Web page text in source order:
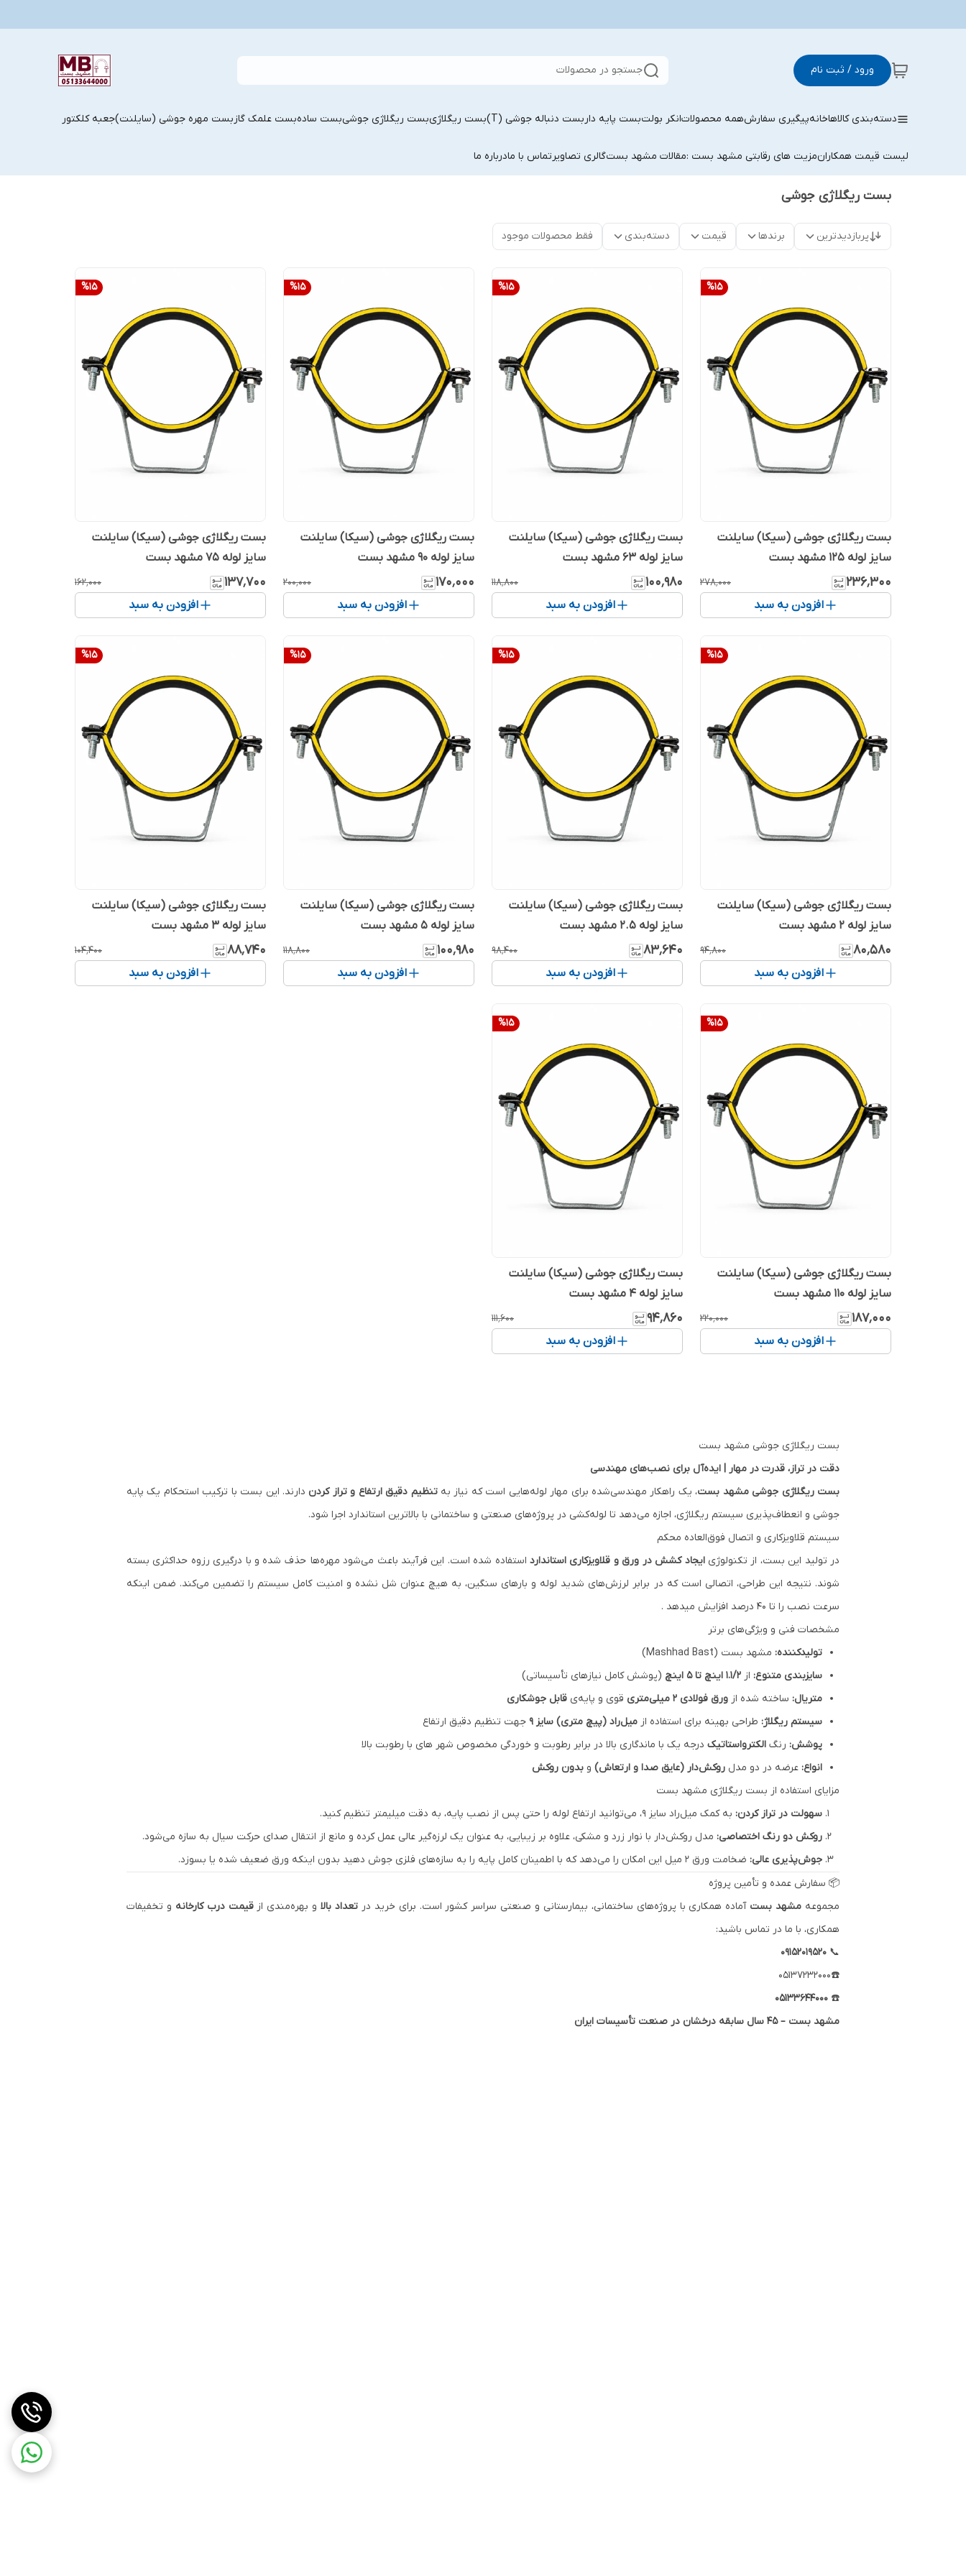
ورود / ثبت نام جستجو در محصولات
دسته‌بندی کالاهاخانهپیگیری سفارشهمه محصولاتانکر بولتبست پایه داربست دنباله جوشی (T) بست ریگلاژیبست ریگلاژی جوشیبست سادهبست علمک گازبست مهره جوشی (سایلنت)جعبه کلکتور
لیست قیمت همکارانمزیت های رقابتی مشهد بست :مقالات مشهد بستگالری تصاویرتماس با مادرباره ما
بست ریگلاژی جوشی
پربازدیدترین برندها قیمت دسته‌بندی فقط محصولات موجود
%15
بست ریگلاژی جوشی (سیکا) سایلنت
سایز لوله 125 مشهد بست
۲۳۶٬۳۰۰ ۲۷۸٬۰۰۰
افزودن به سبد
%15
بست ریگلاژی جوشی (سیکا) سایلنت
سایز لوله 63 مشهد بست
۱۰۰٬۹۸۰ ۱۱۸٬۸۰۰
افزودن به سبد
%15
بست ریگلاژی جوشی (سیکا) سایلنت
سایز لوله 90 مشهد بست
۱۷۰٬۰۰۰ ۲۰۰٬۰۰۰
افزودن به سبد
%15
بست ریگلاژی جوشی (سیکا) سایلنت
سایز لوله 75 مشهد بست
۱۳۷٬۷۰۰ ۱۶۲٬۰۰۰
افزودن به سبد
%15
بست ریگلاژی جوشی (سیکا) سایلنت
سایز لوله 2 مشهد بست
۸۰٬۵۸۰ ۹۴٬۸۰۰
افزودن به سبد
%15
بست ریگلاژی جوشی (سیکا) سایلنت
سایز لوله 2.5 مشهد بست
۸۳٬۶۴۰ ۹۸٬۴۰۰
افزودن به سبد
%15
بست ریگلاژی جوشی (سیکا) سایلنت
سایز لوله 5 مشهد بست
۱۰۰٬۹۸۰ ۱۱۸٬۸۰۰
افزودن به سبد
%15
بست ریگلاژی جوشی (سیکا) سایلنت
سایز لوله 3 مشهد بست
۸۸٬۷۴۰ ۱۰۴٬۴۰۰
افزودن به سبد
%15
بست ریگلاژی جوشی (سیکا) سایلنت
سایز لوله 110 مشهد بست
۱۸۷٬۰۰۰ ۲۲۰٬۰۰۰
افزودن به سبد
%15
بست ریگلاژی جوشی (سیکا) سایلنت
سایز لوله 4 مشهد بست
۹۴٬۸۶۰ ۱۱۱٬۶۰۰
افزودن به سبد
بست ریگلاژی جوشی مشهد بست
دقت در تراز، قدرت در مهار | ایده‌آل برای نصب‌های مهندسی
بست ریگلاژی جوشیمشهد بست، یک راهکار مهندسی‌شده برای مهار لوله‌هایی است که نیاز بهتنظیم دقیق ارتفاع و تراز کردن دارند. این بست با ترکیب استحکام یک پایه
جوشی و انعطاف‌‌پذیری سیستم ریگلاژی، اجازه می‌دهد تا لوله‌کشی در پروژه‌های صنعتی و ساختمانی با بالاترین استاندارد اجرا شود.
سیستم قلاویزکاری و اتصال فوق‌العاده محکم
در تولید این بست، از تکنولوژیایجاد کشش در ورق و قلاویزکاری استاندارداستفاده شده است. این فرآیند باعث می‌شود مهره‌ها حذف شده و با درگیری رزوه حداکثری بسته
شوند. نتیجه این طراحی، اتصالی است که در برابر لرزش‌های شدید لوله و بارهای سنگین، به هیچ عنوان شل نشده و امنیت کامل سیستم را تضمین می‌کند. ضمن اینکه
سرعت نصب را تا 40 درصد افزایش میدهد .
مشخصات فنی و ویژگی‌های برتر
تولیدکننده: مشهد بست (
Mashhad Bast
)
سایزبندی متنوع: از ۱.۱/۲ اینچ تا ۵ اینچ
(پوشش کامل نیازهای تأسیساتی)
متریال: ساخته شده از ورق فولادی ۲ میلی‌متری قوی و پایه‌ی قابل جوشکاری
سیستم ریگلاژ: طراحی بهینه برای استفاده از میل‌راد (پیچ متری) سایز ۹
جهت تنظیم دقیق ارتفاع
پوشش: رنگ الکترواستاتیک درجه یک با ماندگاری بالا در برابر رطوبت و خوردگی مخصوص شهر های با رطوبت بالا
انواع: عرضه در دو مدل روکش‌دار (عایق صدا و ارتعاش) و بدون روکش
مزایای استفاده از بست ریگلاژی مشهد بست
سهولت در تراز کردن: به کمک میل‌راد سایز ۹، می‌توانید ارتفاع لوله را حتی پس از نصب پایه، به دقت میلیمتر تنظیم کنید.
روکش دو رنگ اختصاصی: مدل روکش‌دار با نوار زرد و مشکی، علاوه بر زیبایی، به عنوان یک لرزه‌گیر عالی عمل کرده و مانع از انتقال صدای حرکت سیال به سازه می‌شود.
جوش‌پذیری عالی: ضخامت ورق ۲ میل این امکان را می‌دهد که با اطمینان کامل پایه را به سازه‌های فلزی جوش دهید بدون اینکه ورق ضعیف شده یا بسوزد.
📦 سفارش عمده و تأمین پروژه
مجموعه مشهد بست آماده همکاری با پروژه‌های ساختمانی، بیمارستانی و صنعتی سراسر کشور است. برای خرید در تعداد بالاو بهره‌مندی ازقیمت درب کارخانه و تخفیفات
همکاری، با ما در تماس باشید:
📞 ۰۹۱۵۲۰۱۹۵۲۰
☎️05137232000
☎️ ۰۵۱۳۳۶۴۴۰۰۰
مشهد بست – ۴۵ سال سابقه درخشان در صنعت تأسیسات ایران